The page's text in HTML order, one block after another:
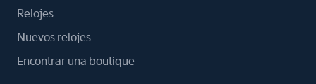
Relojes
Nuevos relojes
Encontrar una boutique